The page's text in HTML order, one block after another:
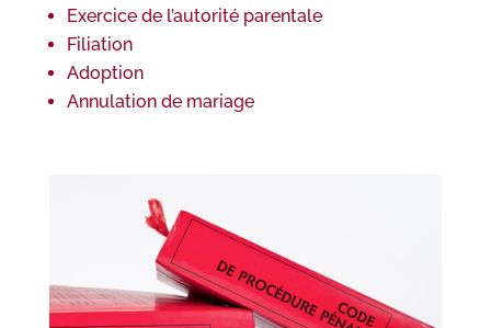
Exercice de l’autorité parentale
Filiation
Adoption
Annulation de mariage